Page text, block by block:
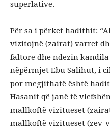
superlative.
Për sa i përket hadithit:
vizitojnë (zairat) varret
faltore dhe ndezin
nëpërmjet Ebu Salihut, i
por megjithatë është
Hasanit që janë të
mallkoftë vizitueset
mallkoftë vizitueset (zev-